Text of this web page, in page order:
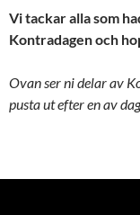
Vi tackar alla som
Kontradagen och
Ovan ser ni delar av
pusta ut efter en av